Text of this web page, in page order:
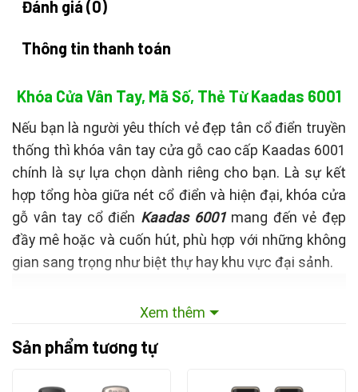
Đánh giá (0)
Thông tin thanh toán
Khóa Cửa Vân Tay, Mã Số, Thẻ Từ Kaadas 6001
Nếu bạn là người yêu thích vẻ đẹp tân cổ điển truyền
thống thì khóa vân tay cửa gỗ cao cấp Kaadas 6001
chính là sự lựa chọn dành riêng cho bạn. Là sự kết
hợp tổng hòa giữa nét cổ điển và hiện đại, khóa cửa
gỗ vân tay cổ điển Kaadas 6001mang đến vẻ đẹp
đầy mê hoặc và cuốn hút, phù hợp với những không
gian sang trọng như biệt thự hay khu vực đại sảnh.
Xem thêm
Sản phẩm tương tự